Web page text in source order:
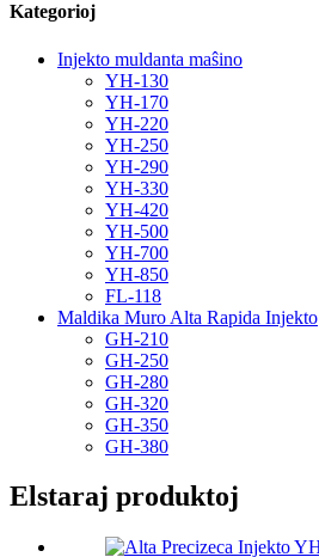
Kategorioj
Injekto muldanta maŝino
YH-130
YH-170
YH-220
YH-250
YH-290
YH-330
YH-420
YH-500
YH-700
YH-850
FL-118
Maldika Muro Alta Rapida Injekto
GH-210
GH-250
GH-280
GH-320
GH-350
GH-380
Elstaraj produktoj